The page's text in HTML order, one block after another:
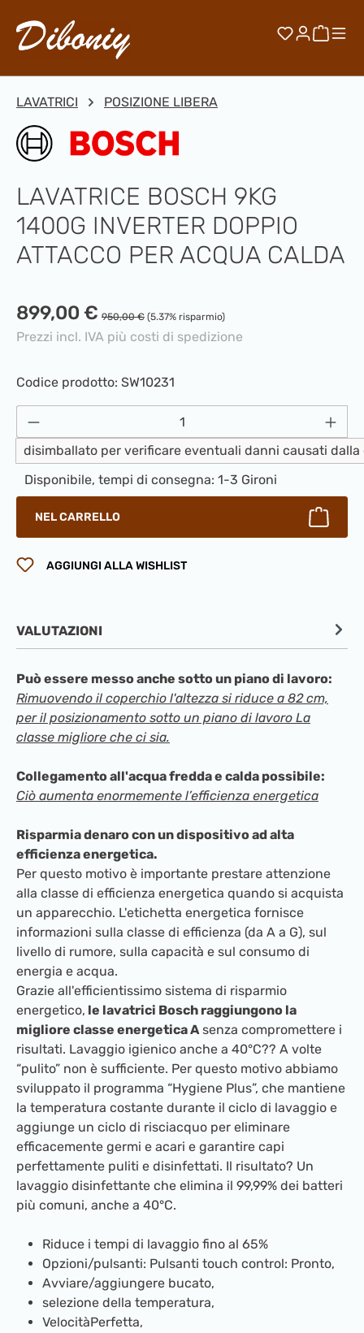
Passa al contenuto principale
Hai 0Il
LAVATRICI POSIZIONE LIBERA
LAVATRICE BOSCH 9KG
1400G INVERTER DOPPIO
ATTACCO PER ACQUA CALDA
Prezzo di vendita:
899,00 € Prezzo normale:
950,00 € (5.37% risparmio)
Prezzi incl. IVA più costi di spedizione
Codice prodotto: SW10231
Quantità del prodotto: inserisci la
disimballato per verificare eventuali danni causati dalla
Disponibile, tempi di consegna: 1-3 Gironi
NEL CARRELLO
AGGIUNGI ALLA WISHLIST
VALUTAZIONI
Può essere messo anche sotto un piano di lavoro:
Rimuovendo il coperchio l'altezza si riduce a 82 cm,
per il posizionamento sotto un piano di lavoro La
classe migliore che ci sia.
Collegamento all'acqua fredda e calda possibile:
Ciò aumenta enormemente l’efficienza energetica
Risparmia denaro con un dispositivo ad alta
efficienza energetica.
Per questo motivo è importante prestare attenzione
alla classe di efficienza energetica quando si acquista
un apparecchio. L'etichetta energetica fornisce
informazioni sulla classe di efficienza (da A a G), sul
livello di rumore, sulla capacità e sul consumo di
energia e acqua.
Grazie all'efficientissimo sistema di risparmio
energetico, le lavatrici Bosch raggiungono la
migliore classe energetica Asenza compromettere i
risultati. Lavaggio igienico anche a 40°C?? A volte
“pulito” non è sufficiente. Per questo motivo abbiamo
sviluppato il programma “Hygiene Plus”, che mantiene
la temperatura costante durante il ciclo di lavaggio e
aggiunge un ciclo di risciacquo per eliminare
efficacemente germi e acari e garantire capi
perfettamente puliti e disinfettati. Il risultato? Un
lavaggio disinfettante che elimina il 99,99% dei batteri
più comuni, anche a 40°C.
Riduce i tempi di lavaggio fino al 65%
Opzioni/pulsanti: Pulsanti touch control: Pronto,
Avviare/aggiungere bucato,
selezione della temperatura,
VelocitàPerfetta,